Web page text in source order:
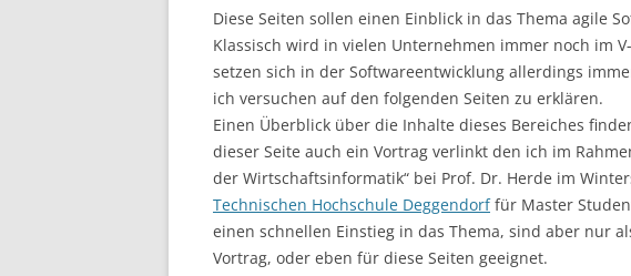
Diese Seiten sollen einen Einblick in das Thema agile
Klassisch wird in vielen Unternehmen immer noch im
setzen sich in der Softwareentwicklung allerdings
ich versuchen auf den folgenden Seiten zu erklären.
Einen Überblick über die Inhalte dieses Bereiches
dieser Seite auch ein Vortrag verlinkt den ich im
der Wirtschaftsinformatik“ bei Prof. Dr. Herde im
Technischen Hochschule Deggendorffür Master
einen schnellen Einstieg in das Thema, sind aber nur
Vortrag, oder eben für diese Seiten geeignet.